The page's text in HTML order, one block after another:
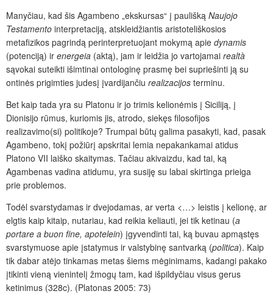
Manyčiau, kad šis Agambeno „ekskursas“ į paulišką Naujojo
Testamento interpretaciją, atskleidžiantis aristoteliškosios
metafizikos pagrindą perinterpretuojant mokymą apie dynamis
(potenciją) ir energeia (aktą), jam ir leidžia jo vartojamai realtà
sąvokai suteikti išimtinai ontologinę prasmę bei supriešinti ją su
ontinės prigimties judesį įvardijančiu realizacijos terminu.
Bet kaip tada yra su Platonu ir jo trimis kelionėmis į Siciliją, į
Dionisijo rūmus, kuriomis jis, atrodo, siekęs filosofijos
realizavimo(si) politikoje? Trumpai būtų galima pasakyti, kad, pasak
Agambeno, tokį požiūrį apskritai lemia nepakankamai atidus
Platono VII laiško skaitymas. Tačiau akivaizdu, kad tai, ką
Agambenas vadina atidumu, yra susiję su labai skirtinga prieiga
prie problemos.
Todėl svarstydamas ir dvejodamas, ar verta <…> leistis į kelionę, ar
elgtis kaip kitaip, nutariau, kad reikia keliauti, jei tik ketinau (a
portare a buon fine, apotelein) įgyvendinti tai, ką buvau apmąstęs
svarstymuose apie įstatymus ir valstybinę santvarką (politica). Kaip
tik dabar atėjo tinkamas metas šiems mėginimams, kadangi pakako
įtikinti vieną vienintelį žmogų tam, kad išpildyčiau visus gerus
ketinimus (328c). (Platonas 2005: 73)